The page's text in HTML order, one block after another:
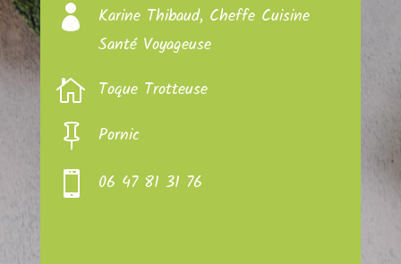

Karine Thibaud, Cheffe Cuisine
Santé Voyageuse
 Toque Trotteuse
 Pornic
 06 47 81 31 76